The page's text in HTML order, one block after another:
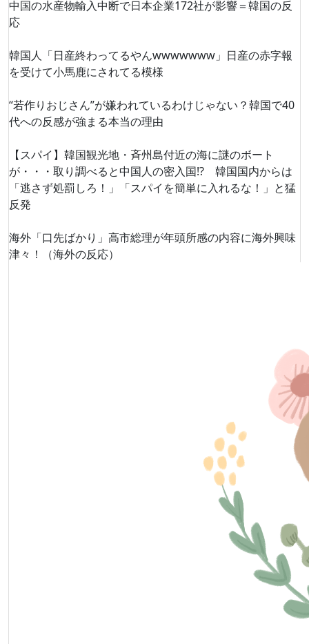
中国の水産物輸入中断で日本企業172社が影響＝韓国の反
応
韓国人「日産終わってるやんwwwwwww」日産の赤字報
を受けて小馬鹿にされてる模様
“若作りおじさん”が嫌われているわけじゃない？韓国で40
代への反感が強まる本当の理由
【スパイ】韓国観光地・斉州島付近の海に謎のボート
が・・・取り調べると中国人の密入国!? 韓国国内からは
「逃さず処罰しろ！」「スパイを簡単に入れるな！」と猛
反発
海外「口先ばかり」高市総理が年頭所感の内容に海外興味
津々！（海外の反応）